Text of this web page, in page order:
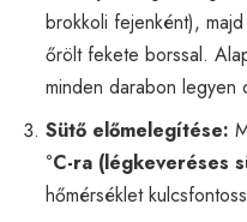
brokkoli fejenként),
őrölt fekete borssal.
minden darabon legyen
Sütő előmelegítése:
°C-ra (légkeveréses
hőmérséklet